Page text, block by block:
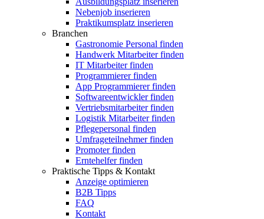
Nebenjob inserieren
Praktikumsplatz inserieren
Branchen
Gastronomie Personal finden
Handwerk Mitarbeiter finden
IT Mitarbeiter finden
Programmierer finden
App Programmierer finden
Softwareentwickler finden
Vertriebsmitarbeiter finden
Logistik Mitarbeiter finden
Pflegepersonal finden
Umfrageteilnehmer finden
Promoter finden
Erntehelfer finden
Praktische Tipps & Kontakt
Anzeige optimieren
B2B Tipps
FAQ
Kontakt